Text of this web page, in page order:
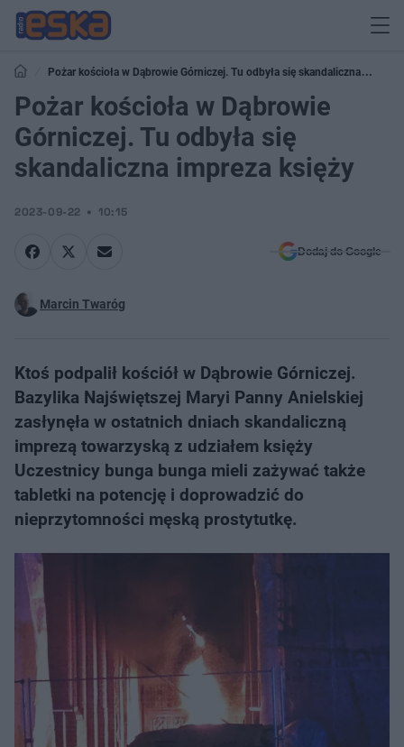
Pożar kościoła w Dąbrowie Górniczej. Tu odbyła się skandaliczna
impreza księży
Pożar kościoła w Dąbrowie
Górniczej. Tu odbyła się
skandaliczna impreza księży
2023-09-22 10:15
Dodaj do Google
Marcin Twaróg
Ktoś podpalił kościół w Dąbrowie Górniczej.
Bazylika Najświętszej Maryi Panny Anielskiej
zasłynęła w ostatnich dniach skandaliczną
imprezą towarzyską z udziałem księży
Uczestnicy bunga bunga mieli zażywać także
tabletki na potencję i doprowadzić do
nieprzytomności męską prostytutkę.